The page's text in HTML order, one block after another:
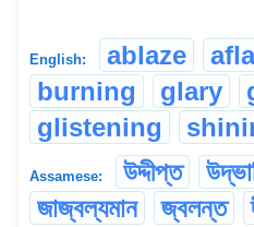
English: ablaze
burning
glary
glistening
Assamese: উদ্দীপ্ত
জাজ্বল্যমান
জ্বলন্ত